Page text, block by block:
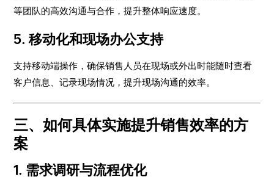
等团队的高效沟通与合作，提升整体响应速度。
5. 移动化和现场办公支持
支持移动端操作，确保销售人员在现场或外出时能随时查看
客户信息、记录现场情况，提升现场沟通的效率。
三、如何具体实施提升销售效率的方
案
1. 需求调研与流程优化